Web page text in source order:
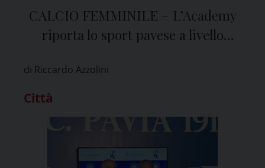
CALCIO FEMMINILE – L’Academy
riporta lo sport pavese a livello
di Riccardo Azzolini
Città